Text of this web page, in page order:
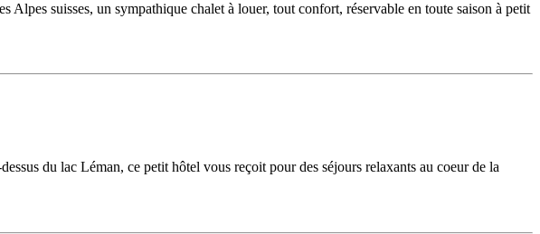
suisses, un sympathique chalet à louer, tout confort, réservable en toute saison à petit
du lac Léman, ce petit hôtel vous reçoit pour des séjours relaxants au coeur de la